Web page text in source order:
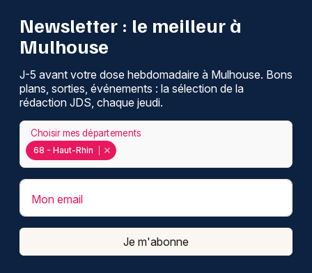
Newsletter : le meilleur à
Mulhouse
J-5 avant votre dose hebdomadaire à Mulhouse. Bons
plans, sorties, événements : la sélection de la
rédaction JDS, chaque jeudi.
68 - Haut-Rhin
Choisir mes départements
Mon email
Je m'abonne